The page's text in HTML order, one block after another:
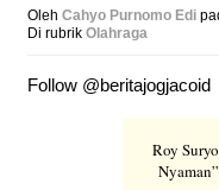
Oleh Cahyo Purnomo Edi
Di rubrik Olahraga
Follow @beritajogjacoid
Roy